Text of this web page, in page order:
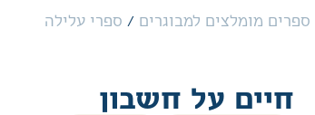
ספרים מומלצים למבוגרים / ספרי עלילה
חיים על חשבון